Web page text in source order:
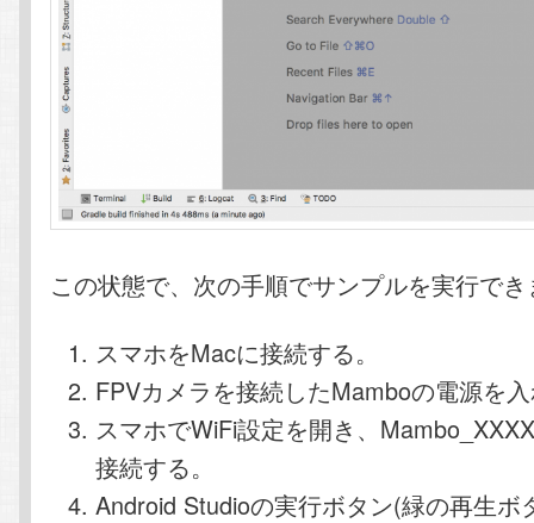
この状態で、次の手順でサンプルを実行で
スマホをMacに接続する。
FPVカメラを接続したMamboの電源を
スマホでWiFi設定を開き、
接続する。
Android Studioの実行ボタン(緑の再生ボ